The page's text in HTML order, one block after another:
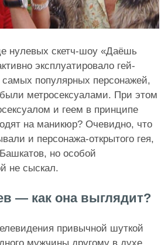
нулевых скетч-шоу «Даёшь
эксплуатировало гей-
популярных персонажей,
метросексуалами. При этом
и геем в принципе
на маникюр? Очевидно, что
и персонажа-открытого гея,
но особой
не сыскал.
— как она выглядит?
привычной шуткой
мужчины другому в духе